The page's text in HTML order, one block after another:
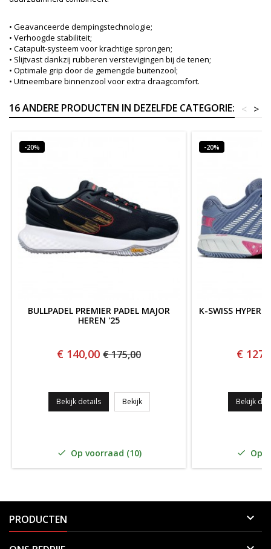
• Geavanceerde dempingstechnologie;
• Verhoogde stabiliteit;
• Catapult-systeem voor krachtige sprongen;
• Slijtvast dankzij rubberen verstevigingen bij de tenen;
• Optimale grip door de gemengde buitenzool;
• Uitneembare binnenzool voor extra draagcomfort.
16 ANDERE PRODUCTEN IN DEZELFDE CATEGORIE: >
<
-20%
BULLPADEL PREMIER PADEL MAJOR
HEREN '25
€ 140,00 € 175,00
Bekijk details BekijkBullpadel Premier Padel Major Heren
 Op voorraad (10)
-20%
K-SWISS
€
Bekijk
 Op
PRODUCTEN 